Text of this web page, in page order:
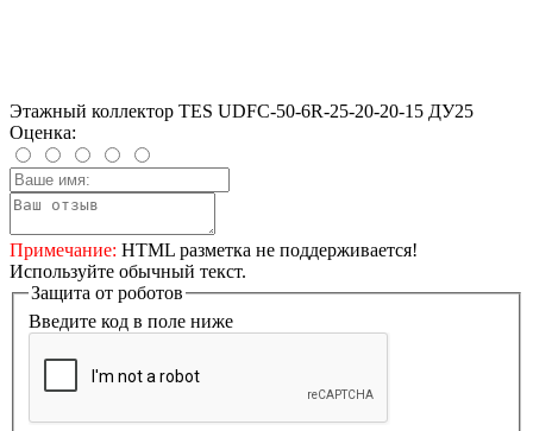
Этажный коллектор TES UDFC-50-6R-25-20-20-15 ДУ25
Оценка:
Примечание: HTML разметка не поддерживается!
Используйте обычный текст.
Защита от роботов
Введите код в поле ниже